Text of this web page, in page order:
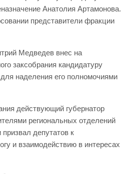
Анатолия Артамонова.
представители фракции
Медведев внес на
заксобрания кандидатуру
наделения его полномочиями
действующий губернатор
региональных отделений
призвал депутатов к
и взаимодействию в интересах